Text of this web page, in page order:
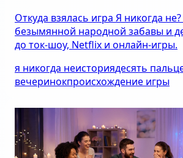
Откуда взялась игра Я никогда
безымянной народной забавы и
до ток-шоу, Netflix и онлайн-игры.
я никогда неисториядесять
вечеринокпроисхождение игры